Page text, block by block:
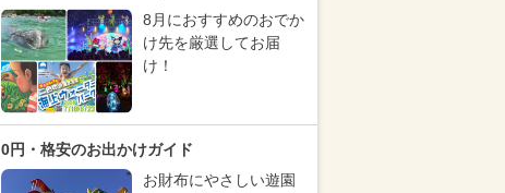
8月におすすめのおでか
け先を厳選してお届
け！
0円・格安のお出かけガイド
お財布にやさしい遊園